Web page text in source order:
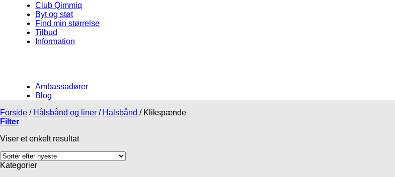
Club Qimmiq
Byt og støt
Find min størrelse
Tilbud
Information
Ambassadører
Blog
Forside / Hålsbånd og liner / Halsbånd /Klikspænde
Filter
Viser et enkelt resultat
Kategorier